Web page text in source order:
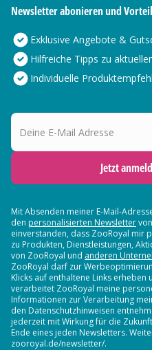
Newsletter abonieren und
Exklusive Angebote &
Hilfreiche Tipps zu
Individuelle
Deine E-Mail Adresse
Jetzt
Mit Absenden meiner E-Mail-
den personalisierten Newsletter
einverstanden, dass ZooRoyal mir
zu Produkten, Dienstleistungen,
von ZooRoyal und anderen
ZooRoyal darf zur
Klicks auf enthaltene Links
verarbeitet ZooRoyal meine
Informationen zur Verarbeitung
den Datenschutzhinweisen
jederzeit mit Wirkung für die
Ende eines jeden Newsletters.
zooroyal.de/newsletter/.